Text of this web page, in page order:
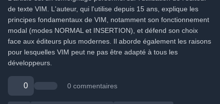
de texte VIM. L'auteur, qui l'utilise depuis 15 ans, explique les
principes fondamentaux de VIM, notamment son fonctionnement
modal (modes NORMAL et INSERTION), et défend son choix
face aux éditeurs plus modernes. Il aborde également les raisons
pour lesquelles VIM peut ne pas être adapté à tous les
développeurs.
0 0 commentaires